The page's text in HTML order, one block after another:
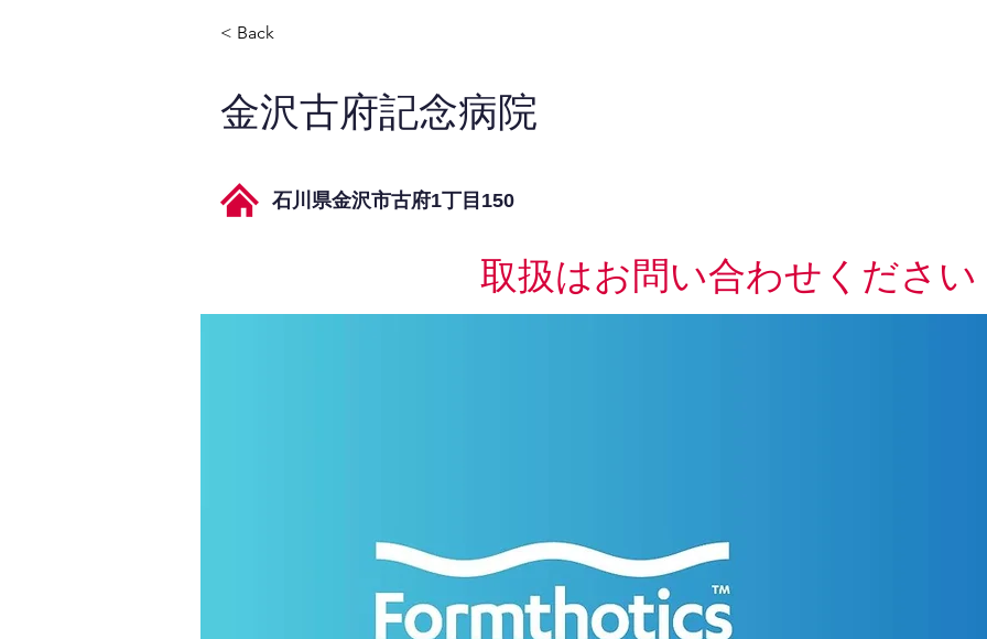
< Back
金沢古府記念病院
石川県金沢市古府1丁目150
取扱はお問い合わせください